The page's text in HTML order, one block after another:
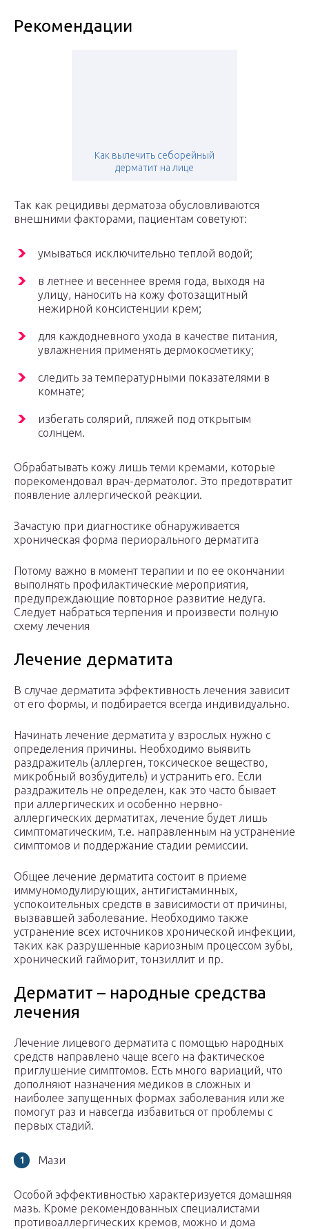
Рекомендации
Как вылечить себорейный
дерматит на лице
Так как рецидивы дерматоза обусловливаются
внешними факторами, пациентам советуют:
умываться исключительно теплой водой;
в летнее и весеннее время года, выходя на
улицу, наносить на кожу фотозащитный
нежирной консистенции крем;
для каждодневного ухода в качестве питания,
увлажнения применять дермокосметику;
следить за температурными показателями в
комнате;
избегать солярий, пляжей под открытым
солнцем.
Обрабатывать кожу лишь теми кремами, которые
порекомендовал врач-дерматолог. Это предотвратит
появление аллергической реакции.
Зачастую при диагностике обнаруживается
хроническая форма периорального дерматита
Потому важно в момент терапии и по ее окончании
выполнять профилактические мероприятия,
предупреждающие повторное развитие недуга.
Следует набраться терпения и произвести полную
схему лечения
Лечение дерматита
В случае дерматита эффективность лечения зависит
от его формы, и подбирается всегда индивидуально.
Начинать лечение дерматита у взрослых нужно с
определения причины. Необходимо выявить
раздражитель (аллерген, токсическое вещество,
микробный возбудитель) и устранить его. Если
раздражитель не определен, как это часто бывает
при аллергических и особенно нервно-
аллергических дерматитах, лечение будет лишь
симптоматическим, т.е. направленным на устранение
симптомов и поддержание стадии ремиссии.
Общее лечение дерматита состоит в приеме
иммуномодулирующих, антигистаминных,
успокоительных средств в зависимости от причины,
вызвавшей заболевание. Необходимо также
устранение всех источников хронической инфекции,
таких как разрушенные кариозным процессом зубы,
хронический гайморит, тонзиллит и пр.
Дерматит – народные средства
лечения
Лечение лицевого дерматита с помощью народных
средств направлено чаще всего на фактическое
приглушение симптомов. Есть много вариаций, что
дополняют назначения медиков в сложных и
наиболее запущенных формах заболевания или же
помогут раз и навсегда избавиться от проблемы с
первых стадий.
Мази
Особой эффективностью характеризуется домашняя
мазь. Кроме рекомендованных специалистами
противоаллергических кремов, можно и дома